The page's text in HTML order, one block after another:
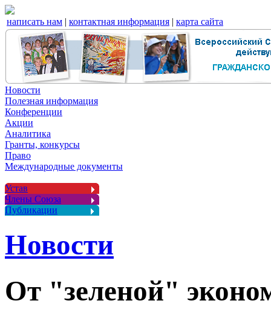
написать нам | контактная информация | карта сайта
Новости
Полезная информация
Конференции
Акции
Аналитика
Гранты, конкурсы
Право
Международные документы
Устав
Члены Союза
Публикации
Новости
От "зеленой"